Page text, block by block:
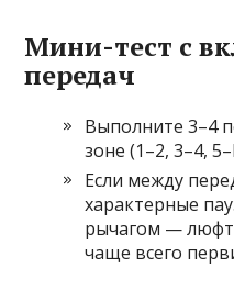
Мини-тест с
передач
Выполните 3–4
зоне (1–2, 3–4,
Если между
характерные
рычагом —
чаще всего